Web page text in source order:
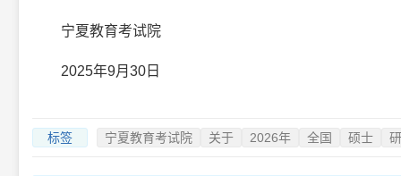
宁夏教育考试院
2025年9月30日
标签 宁夏教育考试院 关于 2026年 全国 硕士